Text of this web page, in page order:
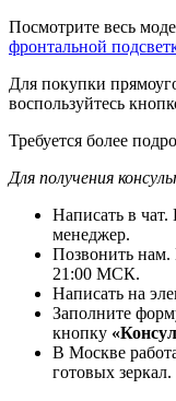
Посмотрите весь
фронтальной
Для покупки
воспользуйтесь
Требуется более
Для получения
Написать в
менеджер.
Позвонить нам.
21:00 МСК.
Написать на
Заполните
кнопку
В Москве